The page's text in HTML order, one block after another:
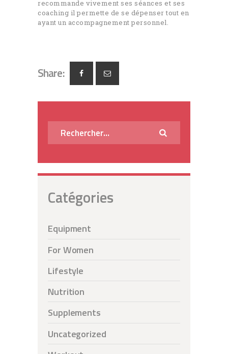
recommande vivement ses séances et ses
coaching il permette de se dépenser tout en
ayant un accompagnement personnel.
Share:
Catégories
Equipment
For Women
Lifestyle
Nutrition
Supplements
Uncategorized